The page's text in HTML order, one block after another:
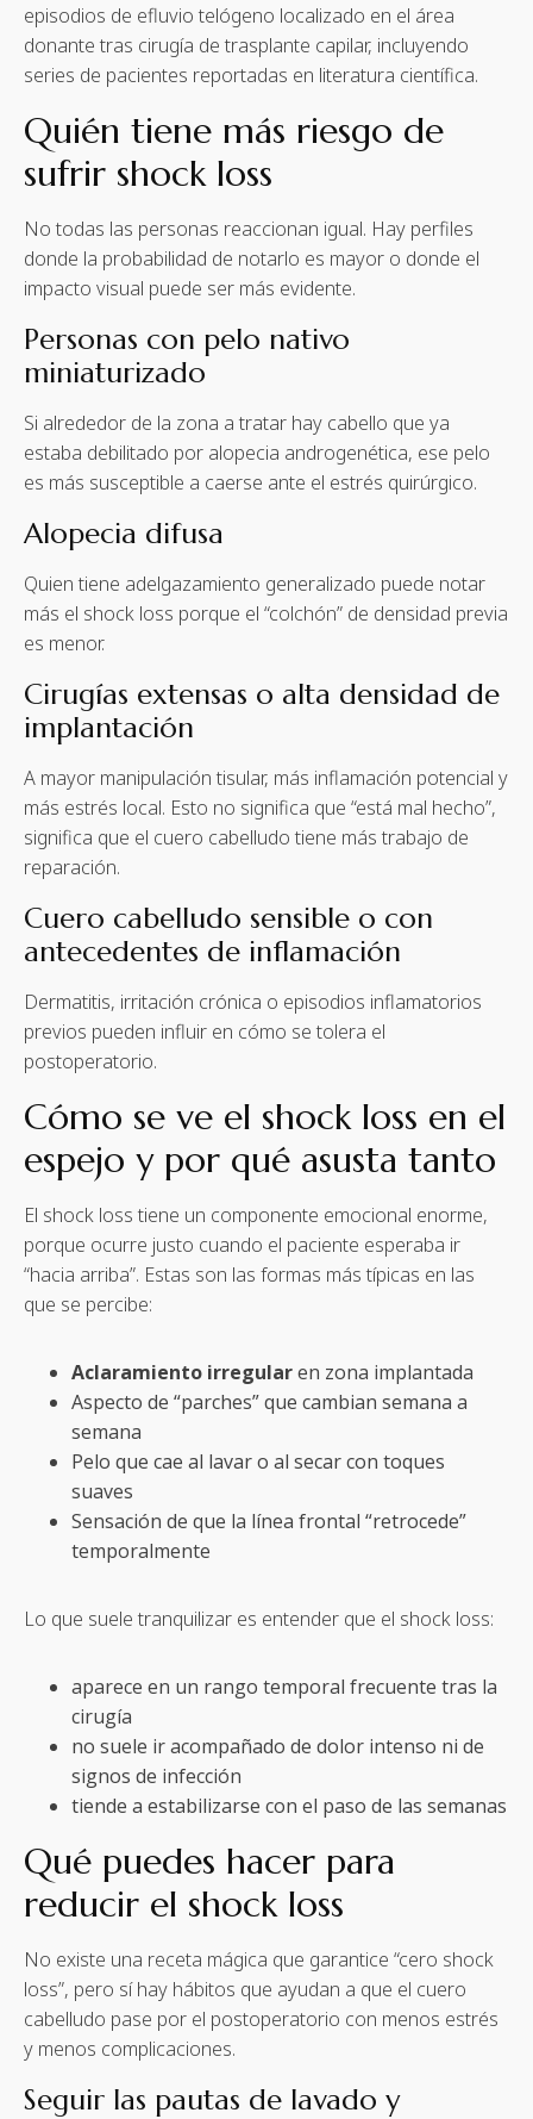
episodios de efluvio telógeno localizado en el área
donante tras cirugía de trasplante capilar, incluyendo
series de pacientes reportadas en literatura científica.
Quién tiene más riesgo de
sufrir shock loss
No todas las personas reaccionan igual. Hay perfiles
donde la probabilidad de notarlo es mayor o donde el
impacto visual puede ser más evidente.
Personas con pelo nativo
miniaturizado
Si alrededor de la zona a tratar hay cabello que ya
estaba debilitado por alopecia androgenética, ese pelo
es más susceptible a caerse ante el estrés quirúrgico.
Alopecia difusa
Quien tiene adelgazamiento generalizado puede notar
más el shock loss porque el “colchón” de densidad previa
es menor.
Cirugías extensas o alta densidad de
implantación
A mayor manipulación tisular, más inflamación potencial y
más estrés local. Esto no significa que “está mal hecho”,
significa que el cuero cabelludo tiene más trabajo de
reparación.
Cuero cabelludo sensible o con
antecedentes de inflamación
Dermatitis, irritación crónica o episodios inflamatorios
previos pueden influir en cómo se tolera el
postoperatorio.
Cómo se ve el shock loss en el
espejo y por qué asusta tanto
El shock loss tiene un componente emocional enorme,
porque ocurre justo cuando el paciente esperaba ir
“hacia arriba”. Estas son las formas más típicas en las
que se percibe:
Aclaramiento irregularen zona implantada
Aspecto de “parches” que cambian semana a
semana
Pelo que cae al lavar o al secar con toques
suaves
Sensación de que la línea frontal “retrocede”
temporalmente
Lo que suele tranquilizar es entender que el shock loss:
aparece en un rango temporal frecuente tras la
cirugía
no suele ir acompañado de dolor intenso ni de
signos de infección
tiende a estabilizarse con el paso de las semanas
Qué puedes hacer para
reducir el shock loss
No existe una receta mágica que garantice “cero shock
loss”, pero sí hay hábitos que ayudan a que el cuero
cabelludo pase por el postoperatorio con menos estrés
y menos complicaciones.
Seguir las pautas de lavado y